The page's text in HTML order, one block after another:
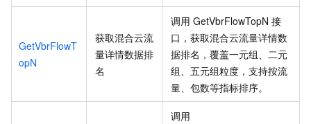
GetVbrFlowT
opN
获取混合云流
量详情数据排
名
调用 GetVbrFlowTopN 接
口，获取混合云流量详情数
据排名，覆盖一元组、二元
组、五元组粒度，支持按流
量、包数等指标排序。
调用